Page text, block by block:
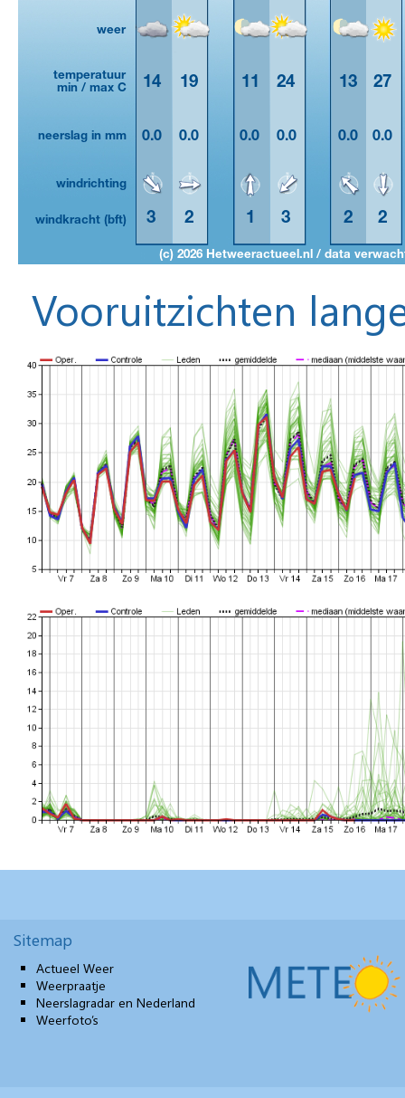
Vooruitzichten
Sitemap
Actueel Weer
Weerpraatje
Neerslagradar en Nederland
Weerfoto’s